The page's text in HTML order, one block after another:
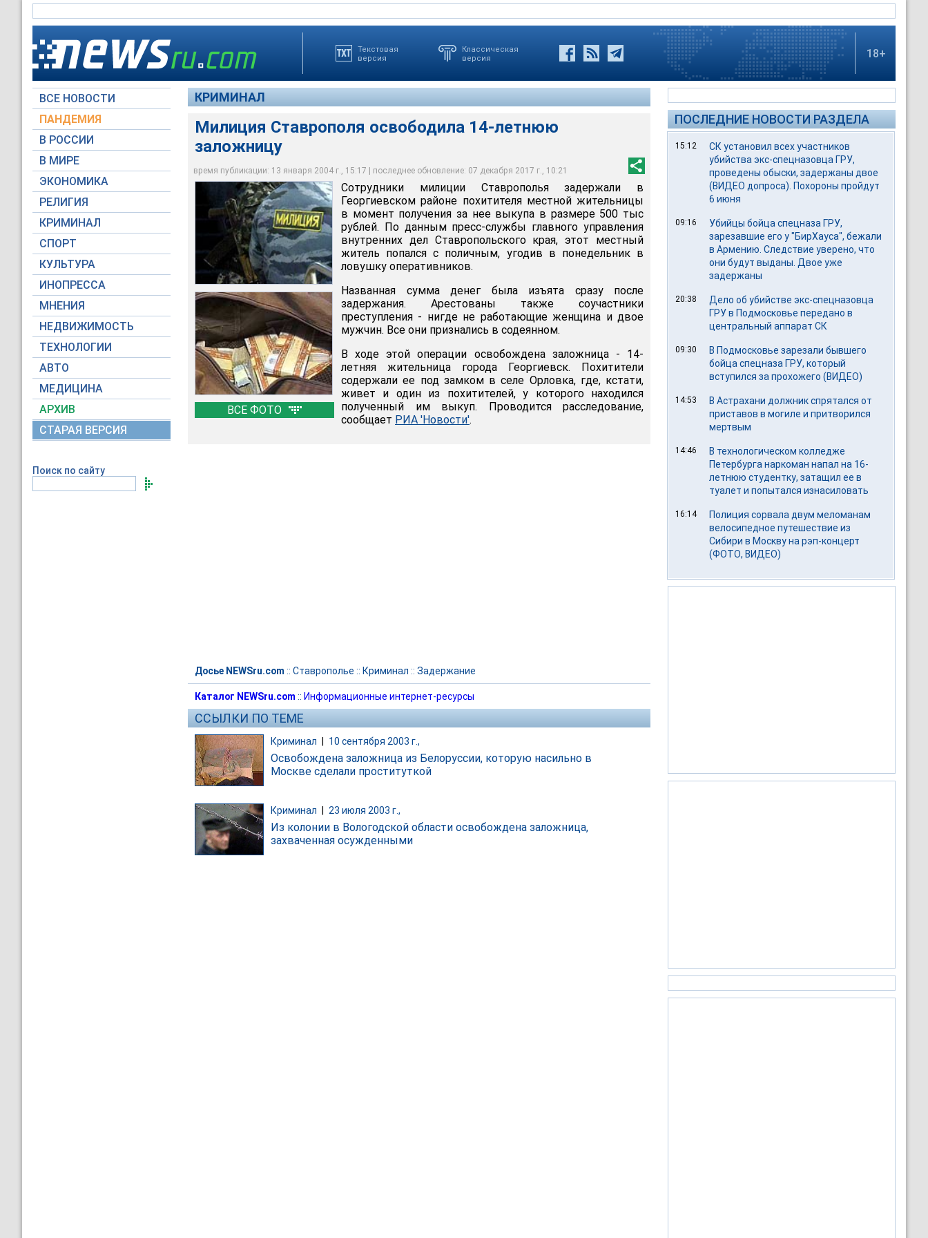
Текстовая
версия
Классическая
версия
18+
ВСЕ НОВОСТИ
ПАНДЕМИЯ
В РОССИИ
В МИРЕ
ЭКОНОМИКА
РЕЛИГИЯ
КРИМИНАЛ
СПОРТ
КУЛЬТУРА
ИНОПРЕССА
МНЕНИЯ
НЕДВИЖИМОСТЬ
ТЕХНОЛОГИИ
АВТО
МЕДИЦИНА
АРХИВ
СТАРАЯ ВЕРСИЯ
Поиск по сайту
КРИМИНАЛ
Милиция Ставрополя освободила 14-летнюю
заложницу
время публикации: 13 января 2004 г., 15:17 | последнее обновление: 07 декабря 2017 г., 10:21
ВСЕ ФОТО
Милиция Ставрополя освободила 14-летнюю заложницу
Архив NEWSru.com
Сотрудники милиции Ставрополья задержали в Георгиевском районе похитителя
местной жительницы в момент получения за нее выкупа в размере 500 тыс рублей
Архив NEWSru.com
Арестованы также соучастники преступления - нигде не работающие женщина и
двое мужчин. Все они признались в содеянном
Архив NEWSru.com
Сотрудники милиции Ставрополья задержали в
Георгиевском районе похитителя местной жительницы
в момент получения за нее выкупа в размере 500 тыс
рублей. По данным пресс-службы главного управления
внутренних дел Ставропольского края, этот местный
житель попался с поличным, угодив в понедельник в
ловушку оперативников.
Названная сумма денег была изъята сразу после
задержания. Арестованы также соучастники
преступления - нигде не работающие женщина и двое
мужчин. Все они признались в содеянном.
В ходе этой операции освобождена заложница - 14-
летняя жительница города Георгиевск. Похитители
содержали ее под замком в селе Орловка, где, кстати,
живет и один из похитителей, у которого находился
полученный им выкуп. Проводится расследование,
сообщает РИА 'Новости'.
Досье NEWSru.com :: Ставрополье :: Криминал :: Задержание
Каталог NEWSru.com :: Информационные интернет-ресурсы
ССЫЛКИ ПО ТЕМЕ
Криминал 10 сентября 2003 г.,
Освобождена заложница из Белоруссии, которую насильно в
Москве сделали проституткой
Криминал 23 июля 2003 г.,
Из колонии в Вологодской области освобождена заложница,
захваченная осужденными
ПОСЛЕДНИЕ НОВОСТИ РАЗДЕЛА
15:12
СК установил всех участников
убийства экс-спецназовца ГРУ,
проведены обыски, задержаны двое
(ВИДЕО допроса). Похороны пройдут
6 июня
09:16
Убийцы бойца спецназа ГРУ,
зарезавшие его у "БирХауса", бежали
в Армению. Следствие уверено, что
они будут выданы. Двое уже
задержаны
20:38
Дело об убийстве экс-спецназовца
ГРУ в Подмосковье передано в
центральный аппарат СК
09:30
В Подмосковье зарезали бывшего
бойца спецназа ГРУ, который
вступился за прохожего (ВИДЕО)
14:53
В Астрахани должник спрятался от
приставов в могиле и притворился
мертвым
14:46
В технологическом колледже
Петербурга наркоман напал на 16-
летнюю студентку, затащил ее в
туалет и попытался изнасиловать
16:14
Полиция сорвала двум меломанам
велосипедное путешествие из
Сибири в Москву на рэп-концерт
(ФОТО, ВИДЕО)